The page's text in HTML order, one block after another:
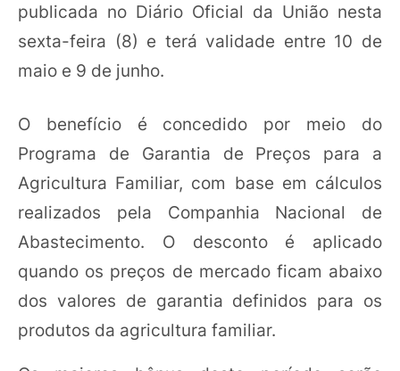
publicada no Diário Oficial da União nesta
sexta-feira (8) e terá validade entre 10 de
maio e 9 de junho.
O benefício é concedido por meio do
Programa de Garantia de Preços para a
Agricultura Familiar, com base em cálculos
realizados pela Companhia Nacional de
Abastecimento. O desconto é aplicado
quando os preços de mercado ficam abaixo
dos valores de garantia definidos para os
produtos da agricultura familiar.